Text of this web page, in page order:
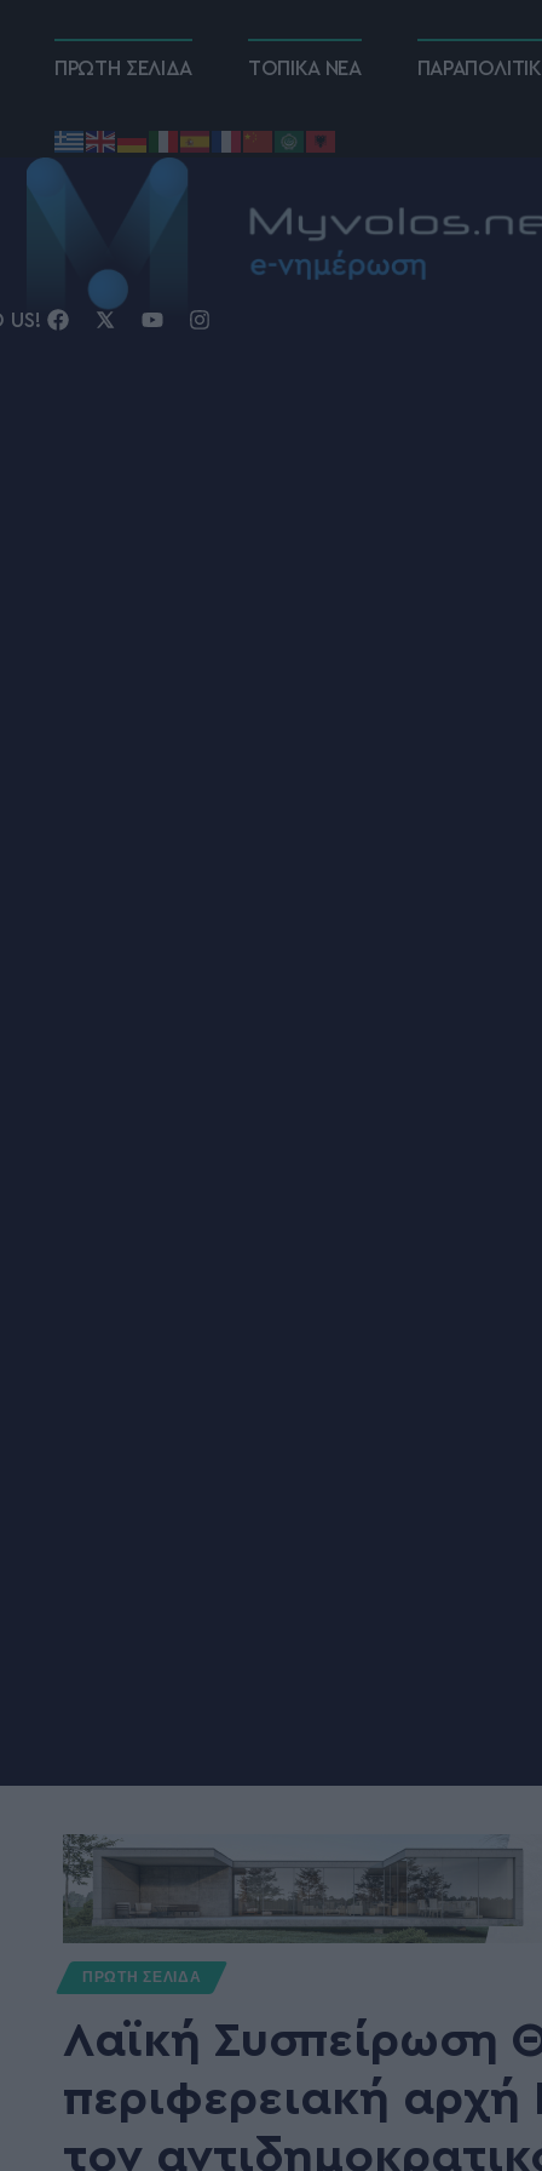
ΠΡΩΤΗ ΣΕΛΙΔΑ ΤΟΠΙΚΑ ΝΕΑ
US!
ΠΡΩΤΗ ΣΕΛΙΔΑ
Λαϊκή Συσπείρωση
περιφερειακή
τον